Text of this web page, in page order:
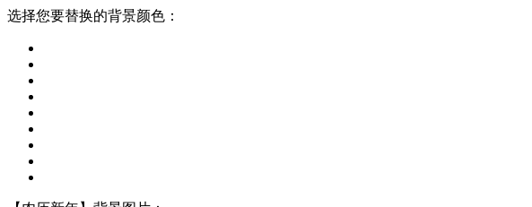
选择您要替换的背景颜色：